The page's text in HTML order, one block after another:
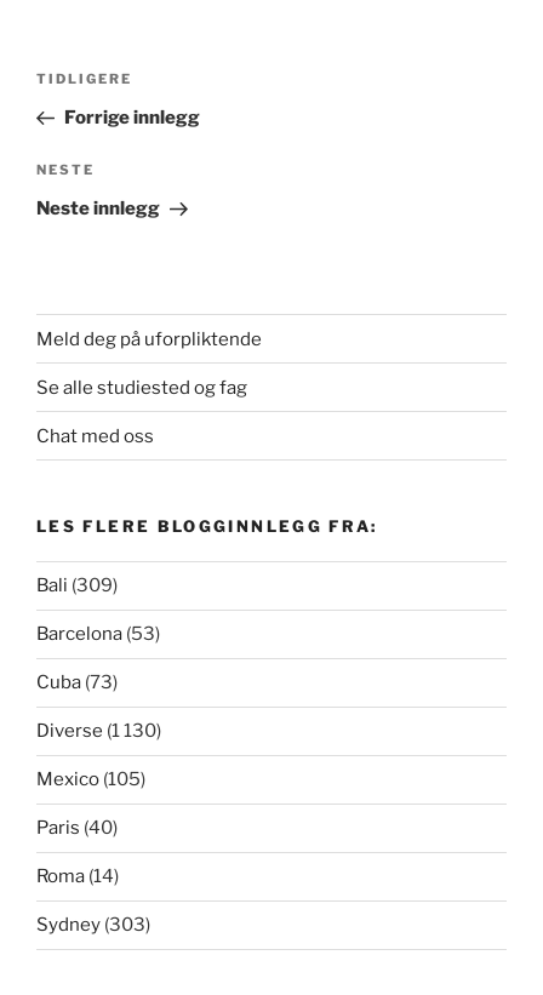
Innleggsnavigasjon
Forrige
innlegg
TIDLIGERE
Forrige innlegg
Neste
innlegg
NESTE
Neste innlegg
Meld deg på uforpliktende
Se alle studiested og fag
Chat med oss
LES FLERE BLOGGINNLEGG FRA:
Bali (309)
Barcelona (53)
Cuba (73)
Diverse (1 130)
Mexico (105)
Paris (40)
Roma (14)
Sydney (303)